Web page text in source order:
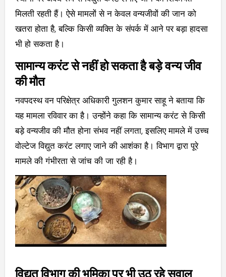
मिलती रहती हैं। ऐसे मामलों से न केवल वन्यजीवों की जान को
खतरा होता है, बल्कि किसी व्यक्ति के संपर्क में आने पर बड़ा हादसा
भी हो सकता है।
सामान्य करंट से नहीं हो सकता है बड़े वन्य जीव
की मौत
नवपदस्थ वन परिक्षेत्र अधिकारी गुलशन कुमार साहू ने बताया कि
यह मामला रविवार का है। उन्होंने कहा कि सामान्य करंट से किसी
बड़े वन्यजीव की मौत होना संभव नहीं लगता, इसलिए मामले में उच्च
वोल्टेज विद्युत करंट लगाए जाने की आशंका है। विभाग द्वारा पूरे
मामले की गंभीरता से जांच की जा रही है।
विद्युत विभाग की भूमिका पर भी उठ रहे सवाल